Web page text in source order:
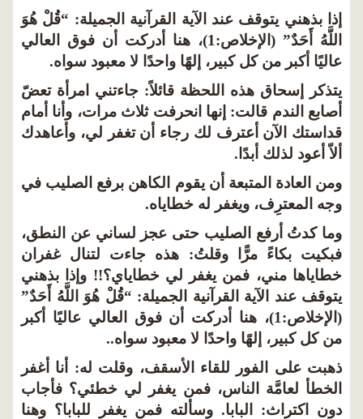
بذهني يتوقف عند الآية القرآنية الجميلة: “قُلْ هُوَ
اللَّهُ أَحَدٌ” (الإخلاص:1)، هنا أدركت أن فوق العالي
أكبر من كل كبير، إلهًا واحدًا لا معبود سواه.
إسحاق هذه اللحظة قائلاً: جاءتني امرأة تعضّ
الندم قالت: إنها انحرفت ثلاث مرات، وأنا أمام
الآن أعترف لك رجاء أن تغفر لي، وأعاهدك
أعود لذلك أبدًا.
العادة المتبعة أن يقوم الكاهن برفع الصليب في
المعترِف، ويغفر له خطاياه.
كدتُ أرفع الصليب حتى عجز لساني عن النطق،
بكاءً مرًّا وقلتُ: هذه جاءت لتنال غفران
مني، فمن يغفر لي خطاياي؟!! وإذا بذهني
عند الآية القرآنية الجميلة: “قُلْ هُوَ اللَّهُ أَحَدٌ”
(الإخلاص:1)، هنا أدركت أن فوق العالي عاليًا أكبر
كل كبير، إلهًا واحدًا لا معبود سواه..
على الفور للقاء الأسقف، وقلت له: أنا أغفر
لعامَّة الناس، فمن يغفر لي خطئي؟ فأجاب
اكتراث: البابا. وسألته فمن يغفر للبابا؟ وهنا